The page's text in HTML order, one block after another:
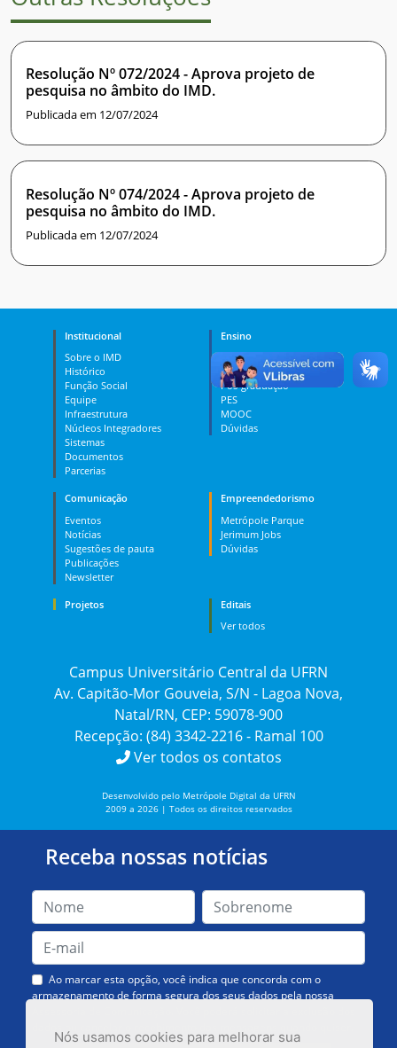
Nós usamos cookies para melhorar sua
Resolução Nº 072/2024 - Aprova projeto de
pesquisa no âmbito do IMD.
Publicada em 12/07/2024
Resolução Nº 074/2024 - Aprova projeto de
pesquisa no âmbito do IMD.
Publicada em 12/07/2024
Institucional
Sobre o IMD
Histórico
Função Social
Equipe
Infraestrutura
Núcleos Integradores
Sistemas
Documentos
Parcerias
Ensino
Curso Técnico
Graduação
Pós-graduação
PES
MOOC
Dúvidas
Comunicação
Eventos
Notícias
Sugestões de pauta
Publicações
Newsletter
Empreendedorismo
Metrópole Parque
Jerimum Jobs
Dúvidas
Projetos
Editais
Ver todos
Campus Universitário Central da UFRN
Av. Capitão-Mor Gouveia, S/N - Lagoa Nova,
Natal/RN, CEP: 59078-900
Recepção: (84) 3342-2216 - Ramal 100
Ver todos os contatos
Desenvolvido pelo Metrópole Digital da UFRN
2009 a 2026 | Todos os direitos reservados
Receba nossas notícias
Ao marcar esta opção, você indica que concorda com o
armazenamento de forma segura dos seus dados pela nossa